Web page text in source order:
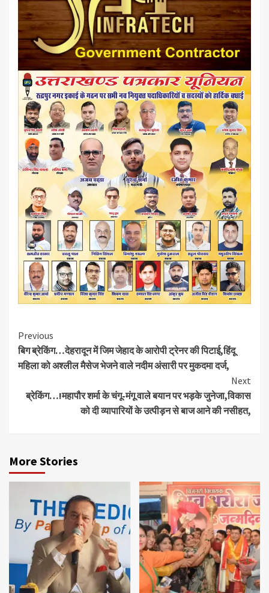
Continue
Reading
Previous
बिग ब्रेकिंग…देहरादून में जिम जेहाद के आरोपी ट्रेनर की पिटाई,हिंदू
महिला को अश्लील मैसेज भेजने वाले नदीम अंसारी पर मुकदमा दर्ज,
Next
ब्रेकिंग…!महापौर शर्मा के चंगू-मंगू वाले बयान पर भड़के जुनेजा,विकास
को दी व्यापारियों के उत्पीड़न से बाज आने की नसीहत,
More Stories